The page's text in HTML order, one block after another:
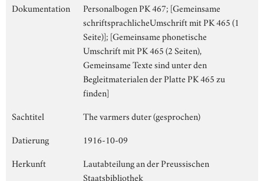
Dokumentation
Personalbogen PK 467; [Gemeinsame
schriftsprachlicheUmschrift mit PK 465 (1
Seite)]; [Gemeinsame phonetische
Umschrift mit PK 465 (2 Seiten),
Gemeinsame Texte sind unter den
Begleitmaterialen der Platte PK 465 zu
finden]
Sachtitel
The varmers duter (gesprochen)
Datierung
1916-10-09
Herkunft
Lautabteilung an der Preussischen
Staatsbibliothek